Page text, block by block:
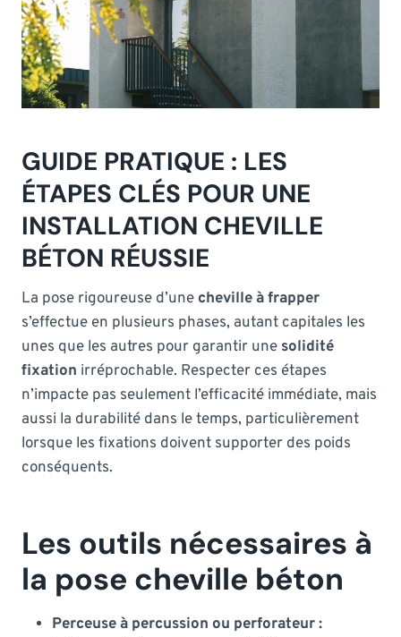
GUIDE PRATIQUE : LES
ÉTAPES CLÉS POUR UNE
INSTALLATION CHEVILLE
BÉTON RÉUSSIE
La pose rigoureuse d’une cheville à frapper
s’effectue en plusieurs phases, autant capitales les
unes que les autres pour garantir une solidité
fixation irréprochable. Respecter ces étapes
n’impacte pas seulement l’efficacité immédiate, mais
aussi la durabilité dans le temps, particulièrement
lorsque les fixations doivent supporter des poids
conséquents.
Les outils nécessaires à
la pose cheville béton
Perceuse à percussion ou perforateur :